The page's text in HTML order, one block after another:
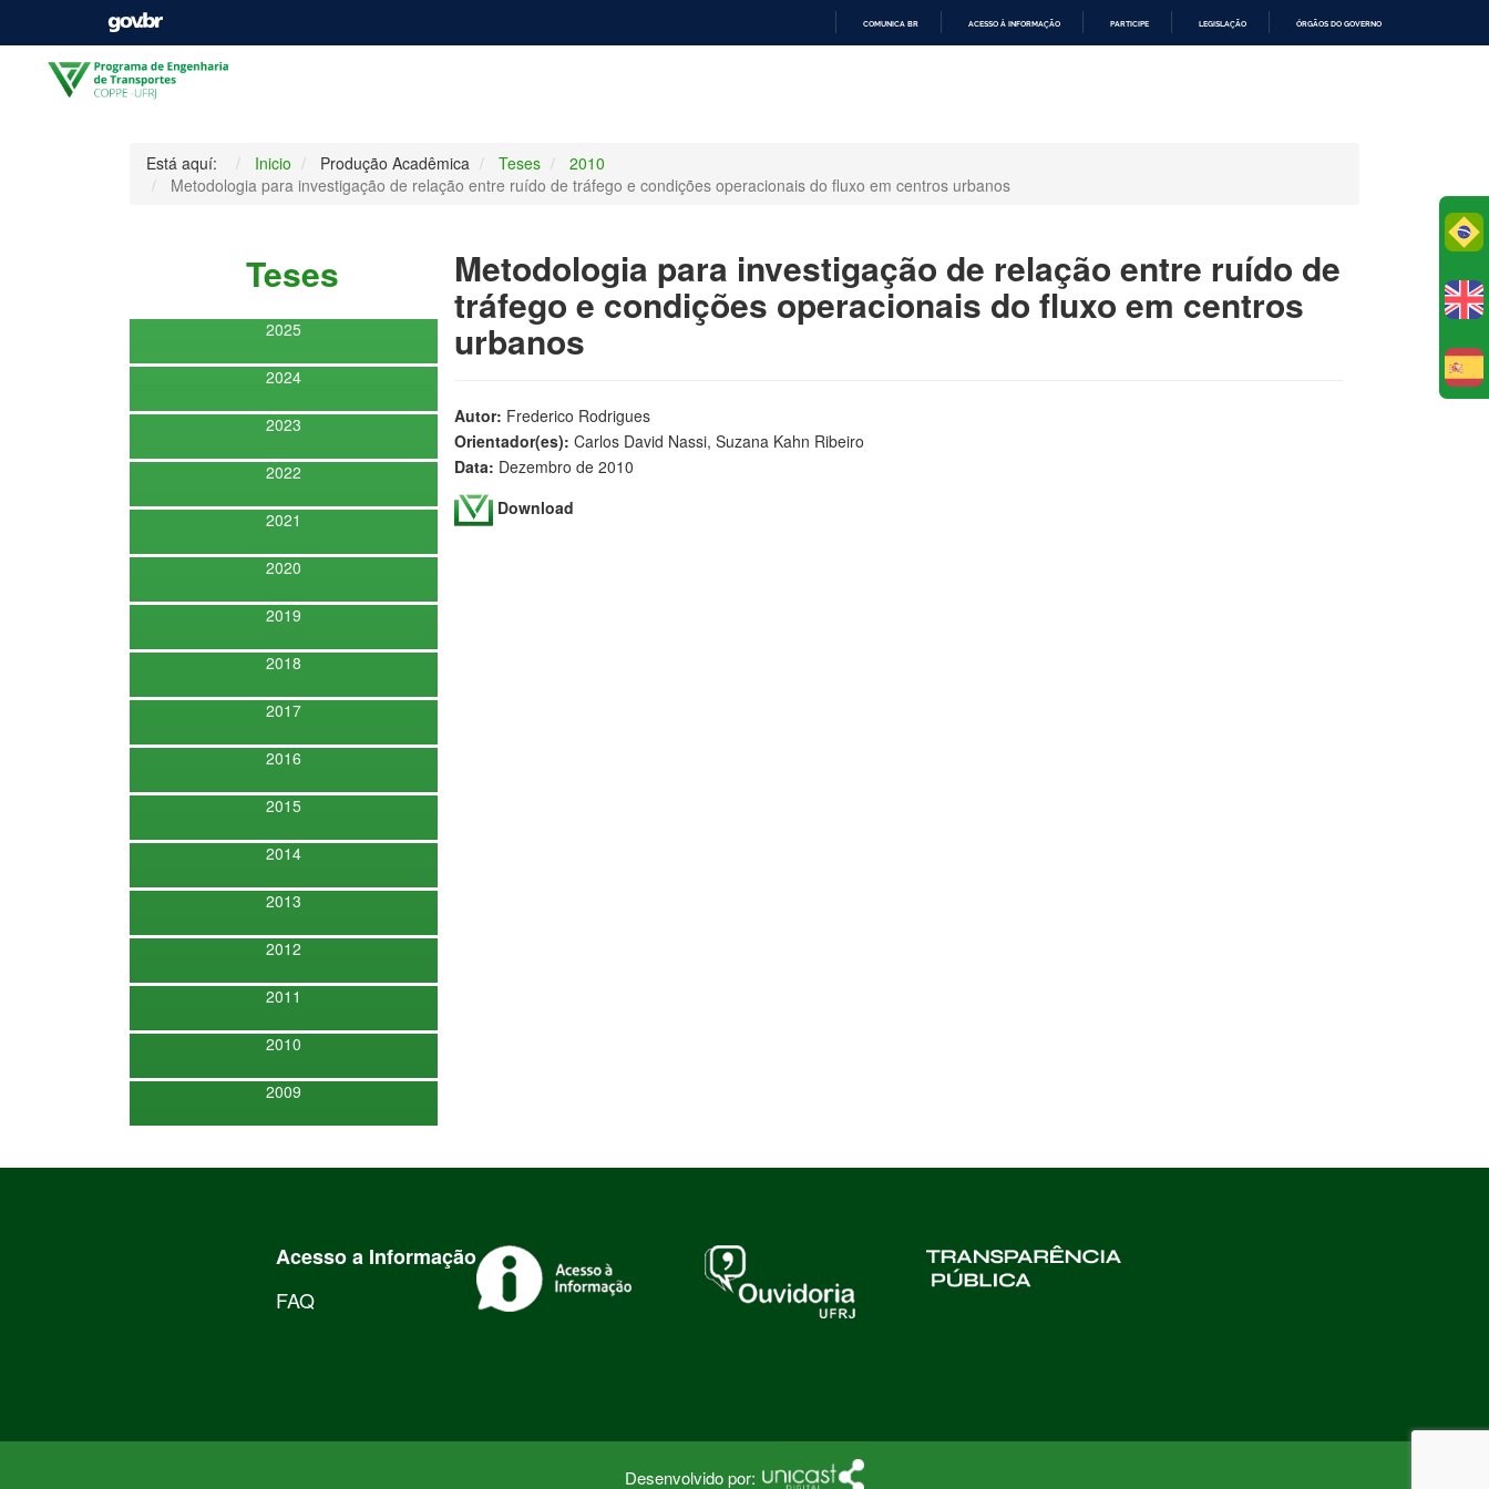
COMUNICA BR ACESSO À INFORMAÇÃO PARTICIPE LEGISLAÇÃO ÓRGÃOS DO GOVERNO
Está aquí: Inicio Produção Acadêmica Teses
2010
Metodologia para investigação de relação entre ruído de tráfego e condições operacionais do fluxo em centros urbanos
Teses
2025
2024
2023
2022
2021
2020
2019
2018
2017
2016
2015
2014
2013
2012
2011
2010
2009
Metodologia para investigação de relação entre ruído de
tráfego e condições operacionais do fluxo em centros
urbanos
Autor: Frederico Rodrigues
Orientador(es): Carlos David Nassi, Suzana Kahn Ribeiro
Data: Dezembro de 2010
Download
Acesso a Informação
FAQ
Desenvolvido por: